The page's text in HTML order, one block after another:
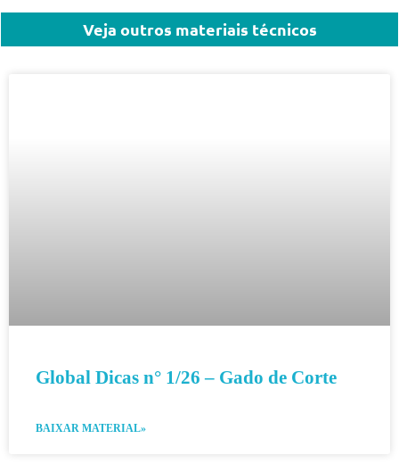
Veja outros materiais técnicos
Global Dicas n° 1/26 – Gado de Corte
BAIXAR MATERIAL»